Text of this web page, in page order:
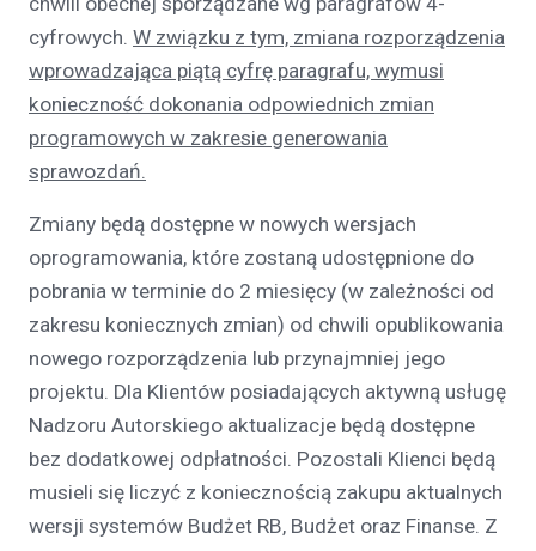
cyfrowych. W związku z tym, zmiana rozporządzenia
wprowadzająca piątą cyfrę paragrafu, wymusi
konieczność dokonania odpowiednich zmian
programowych w zakresie generowania
sprawozdań.
Zmiany będą dostępne w nowych wersjach
oprogramowania, które zostaną udostępnione do
pobrania w terminie do 2 miesięcy (w zależności od
zakresu koniecznych zmian) od chwili opublikowania
nowego rozporządzenia lub przynajmniej jego
projektu. Dla Klientów posiadających aktywną usługę
Nadzoru Autorskiego aktualizacje będą dostępne
bez dodatkowej odpłatności. Pozostali Klienci będą
musieli się liczyć z koniecznością zakupu aktualnych
wersji systemów Budżet RB, Budżet oraz Finanse. Z